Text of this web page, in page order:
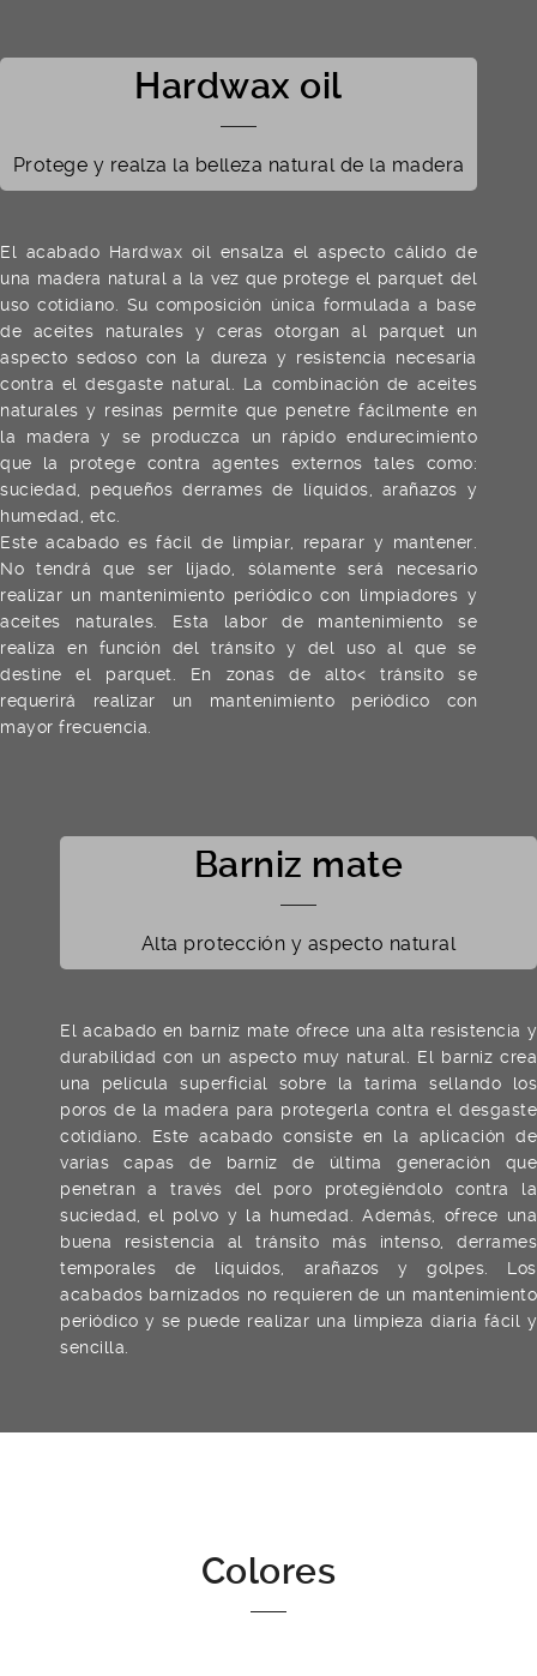
Hardwax oil
Protege y realza la belleza natural de la madera
El acabado Hardwax oil ensalza el aspecto cálido de
una madera natural a la vez que protege el parquet del
uso cotidiano. Su composición única formulada a base
de aceites naturales y ceras otorgan al parquet un
aspecto sedoso con la dureza y resistencia necesaria
contra el desgaste natural. La combinación de aceites
naturales y resinas permite que penetre fácilmente en
la madera y se produczca un rápido endurecimiento
que la protege contra agentes externos tales como:
suciedad, pequeños derrames de líquidos, arañazos y
humedad, etc.
Este acabado es fácil de limpiar, reparar y mantener.
No tendrá que ser lijado, sólamente será necesario
realizar un mantenimiento periódico con limpiadores y
aceites naturales. Esta labor de mantenimiento se
realiza en función del tránsito y del uso al que se
destine el parquet. En zonas de alto< tránsito se
requerirá realizar un mantenimiento periódico con
mayor frecuencia.
Barniz mate
Alta protección y aspecto natural
El acabado en barniz mate ofrece una alta resistencia y
durabilidad con un aspecto muy natural. El barniz crea
una película superficial sobre la tarima sellando los
poros de la madera para protegerla contra el desgaste
cotidiano. Este acabado consiste en la aplicación de
varias capas de barniz de última generación que
penetran a través del poro protegiéndolo contra la
suciedad, el polvo y la humedad. Además, ofrece una
buena resistencia al tránsito más intenso, derrames
temporales de líquidos, arañazos y golpes. Los
acabados barnizados no requieren de un mantenimiento
periódico y se puede realizar una limpieza diaria fácil y
sencilla.
Colores